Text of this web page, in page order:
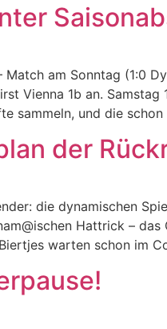
Match am Sonntag (1:0
Vienna 1b an.
sammeln, und die
der
die dynamischen
Hattrick –
warten schon im